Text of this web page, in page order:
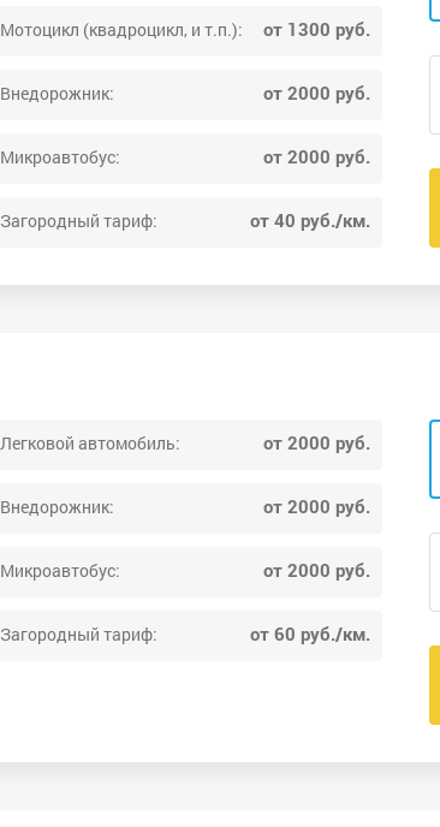
Мотоцикл (квадроцикл, и т.п.): от 1300 руб.
Внедорожник: от 2000 руб.
Микроавтобус: от 2000 руб.
Загородный тариф: от 40 руб./км.
Легковой автомобиль: от 2000 руб.
Внедорожник: от 2000 руб.
Микроавтобус: от 2000 руб.
Загородный тариф: от 60 руб./км.